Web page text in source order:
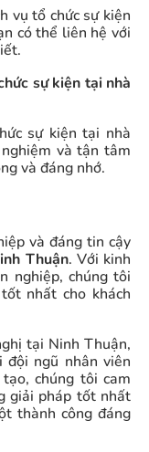
vụ tổ chức sự kiện
có thể liên hệ với
sự kiện tại nhà
sự kiện tại nhà
và tận tâm
và đáng nhớ.
và đáng tin cậy
Thuận. Với kinh
nghiệp, chúng tôi
nhất cho khách
tại Ninh Thuận,
đội ngũ nhân viên
chúng tôi cam
giải pháp tốt nhất
thành công đáng